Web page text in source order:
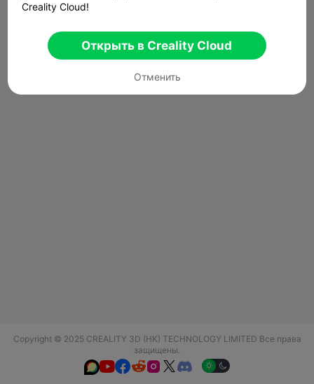
Copyright © 2025 CREALITY 3D (HK) TECHNOLOGY LIMITED Все права
защищены.
  
Creality Cloud!
Открыть в Creality Cloud
Отменить